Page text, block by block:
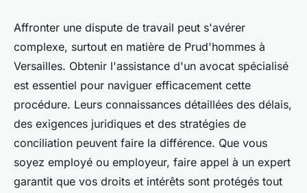
Naviguer la procédure
prud'hommes à versailles avec
un expert
Louise•13 février 2025•5 min de lecture
Affronter une dispute de travail peut s'avérer
complexe, surtout en matière de Prud'hommes à
Versailles. Obtenir l'assistance d'un avocat spécialisé
est essentiel pour naviguer efficacement cette
procédure. Leurs connaissances détaillées des délais,
des exigences juridiques et des stratégies de
conciliation peuvent faire la différence. Que vous
soyez employé ou employeur, faire appel à un expert
garantit que vos droits et intérêts sont protégés tout